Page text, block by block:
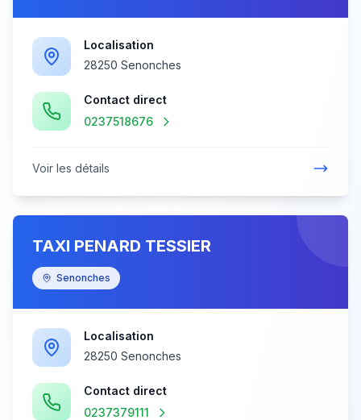
Localisation
28250 Senonches
Contact direct
0237518676
Voir les détails
TAXI PENARD TESSIER
Senonches
Localisation
28250 Senonches
Contact direct
0237379111